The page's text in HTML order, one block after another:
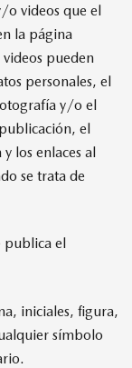
o videos que el
la página
pueden
personales, el
y/o el
el
los enlaces al
se trata de
publica el
iniciales, figura,
símbolo